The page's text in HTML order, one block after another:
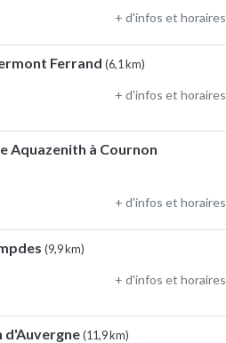
+ d'infos et horaires
Ferrand (6,1 km)
+ d'infos et horaires
Aquazenith à Cournon
+ d'infos et horaires
(9,9 km)
+ d'infos et horaires
d'Auvergne(11,9 km)